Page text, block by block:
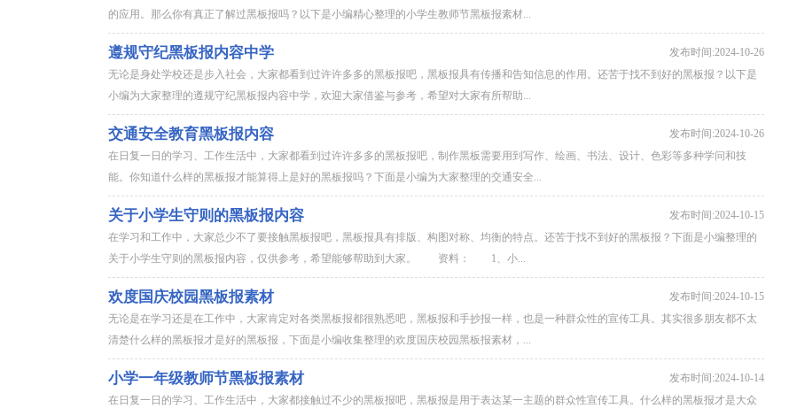
的应用。那么你有真正了解过黑板报吗？以下是小编精心整理的小学生教师节黑板报素材...
发布时间:2024-10-26
遵规守纪黑板报内容中学
无论是身处学校还是步入社会，大家都看到过许许多多的黑板报吧，黑板报具有传播和告知信息的作用。还苦于找不到好的黑板报？以下是
小编为大家整理的遵规守纪黑板报内容中学，欢迎大家借鉴与参考，希望对大家有所帮助...
发布时间:2024-10-26
交通安全教育黑板报内容
在日复一日的学习、工作生活中，大家都看到过许许多多的黑板报吧，制作黑板需要用到写作、绘画、书法、设计、色彩等多种学问和技
能。你知道什么样的黑板报才能算得上是好的黑板报吗？下面是小编为大家整理的交通安全...
发布时间:2024-10-15
关于小学生守则的黑板报内容
在学习和工作中，大家总少不了要接触黑板报吧，黑板报具有排版、构图对称、均衡的特点。还苦于找不到好的黑板报？下面是小编整理的
关于小学生守则的黑板报内容，仅供参考，希望能够帮助到大家。 资料： 1、小...
发布时间:2024-10-15
欢度国庆校园黑板报素材
无论是在学习还是在工作中，大家肯定对各类黑板报都很熟悉吧，黑板报和手抄报一样，也是一种群众性的宣传工具。其实很多朋友都不太
清楚什么样的黑板报才是好的黑板报，下面是小编收集整理的欢度国庆校园黑板报素材，...
发布时间:2024-10-14
小学一年级教师节黑板报素材
在日复一日的学习、工作生活中，大家都接触过不少的黑板报吧，黑板报是用于表达某一主题的群众性宣传工具。什么样的黑板报才是大众